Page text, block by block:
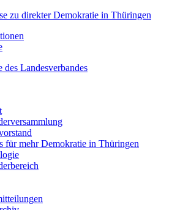
zu direkter Demokratie in Thüringen
des Landesverbandes
für mehr Demokratie in Thüringen